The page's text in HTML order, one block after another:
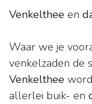
Venkelthee en
Waar we je
venkelzaden de
Venkelthee
allerlei buik- en